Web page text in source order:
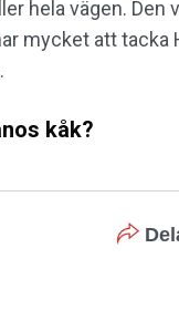
hela vägen. Den
mycket att tacka
kåk?